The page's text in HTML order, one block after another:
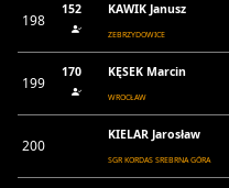
198
152 KAWIK Janusz
ZEBRZYDOWICE
199
170 KĘSEK Marcin
WROCŁAW
200
KIELAR Jarosław
SGR KORDAS SREBRNA GÓRA